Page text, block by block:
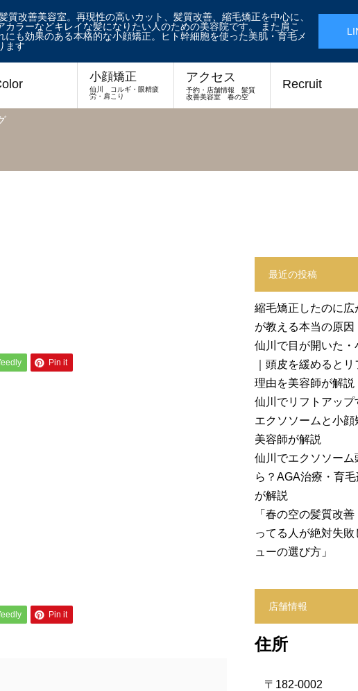
質改善美容室。再現性の高いカット、髪質改善、縮毛矯正を中心に、
カラーなどキレイな髪になりたい人のための美容院です。 また肩こ
にも効果のある本格的な小顔矯正。ヒト幹細胞を使った美肌・育毛メ
ます
小顔矯正
仙川 コルギ・眼精疲
労・肩こり
アクセス
予約・店舗情報 髪質
改善美容室 春の空
Recruit
Pin it
Pin it
最近の投稿
縮毛矯正したのに
が教える本当の原因
仙川で目が開いた
｜頭皮を緩めると
理由を美容師が解説
仙川でリフトアップ
エクソソームと小
美容師が解説
仙川でエクソソー
ら？AGA治療・育
が解説
「春の空の髪質改
ってる人が絶対失
ューの選び方」
店舗情報
住所
〒182-0002